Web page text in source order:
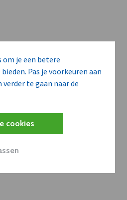
om je een betere
Pas je voorkeuren aan
te gaan naar de
cookies